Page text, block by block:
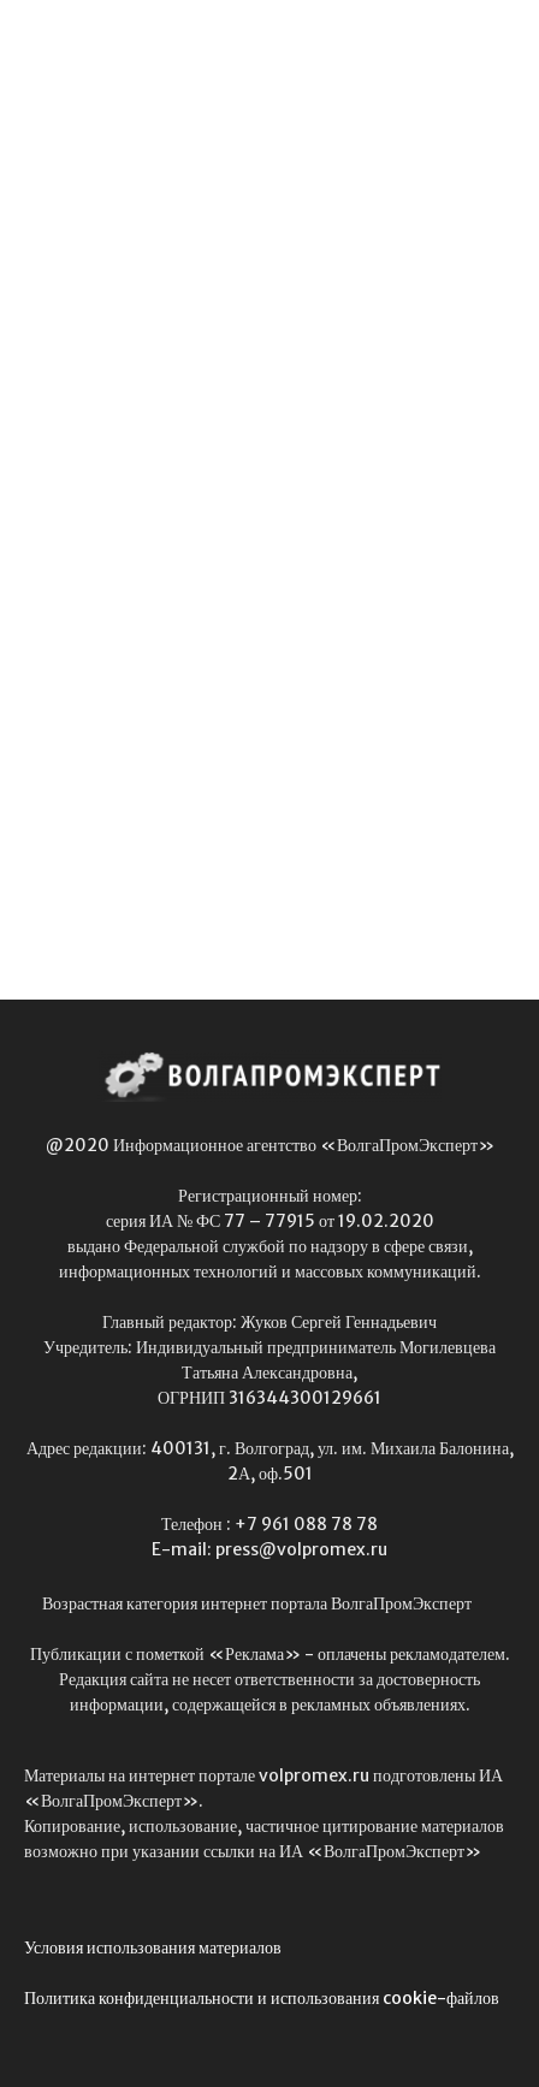
@2020 Информационное агентство «ВолгаПромЭксперт»
Регистрационный номер:
серия ИА № ФС 77 – 77915 от 19.02.2020
выдано Федеральной службой по надзору в сфере связи,
информационных технологий и массовых коммуникаций.
Главный редактор: Жуков Сергей Геннадьевич
Учредитель: Индивидуальный предприниматель Могилевцева
Татьяна Александровна,
ОГРНИП 316344300129661
Адрес редакции: 400131, г. Волгоград, ул. им. Михаила Балонина,
2А, оф.501
Телефон : +7 961 088 78 78
E-mail: press@volpromex.ru
Возрастная категория интернет портала ВолгаПромЭксперт
Публикации с пометкой «Реклама» - оплачены рекламодателем.
Редакция сайта не несет ответственности за достоверность
информации, содержащейся в рекламных объявлениях.
Материалы на интернет портале volpromex.ru подготовлены ИА
«ВолгаПромЭксперт».
Копирование, использование, частичное цитирование материалов
возможно при указании ссылки на ИА «ВолгаПромЭксперт»
Условия использования материалов
Политика конфиденциальности и использования cookie-файлов